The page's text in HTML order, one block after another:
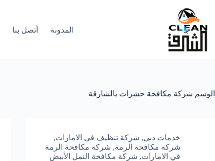
المحتوى
المدونة أتصل بنا
الوسم شركة مكافحة حشرات بالشارقة
خدمات دبي, شركة تنظيف في الامارات,
شركة مكافحة الرمة, شركة مكافحة الرمة
في الامارات, شركة مكافحة النمل الأبيض